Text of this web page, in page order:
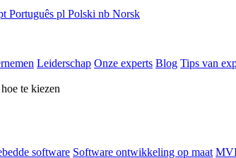
Português pl Polski nb Norsk
Leiderschap Onze experts Blog Tips van
te kiezen
software Software ontwikkeling op maat